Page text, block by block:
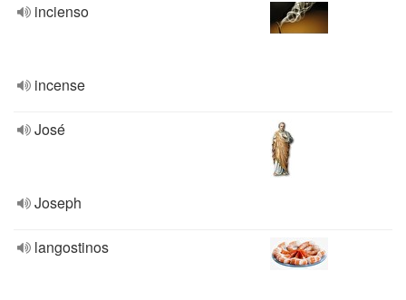
incienso
incense
José
Joseph
langostinos